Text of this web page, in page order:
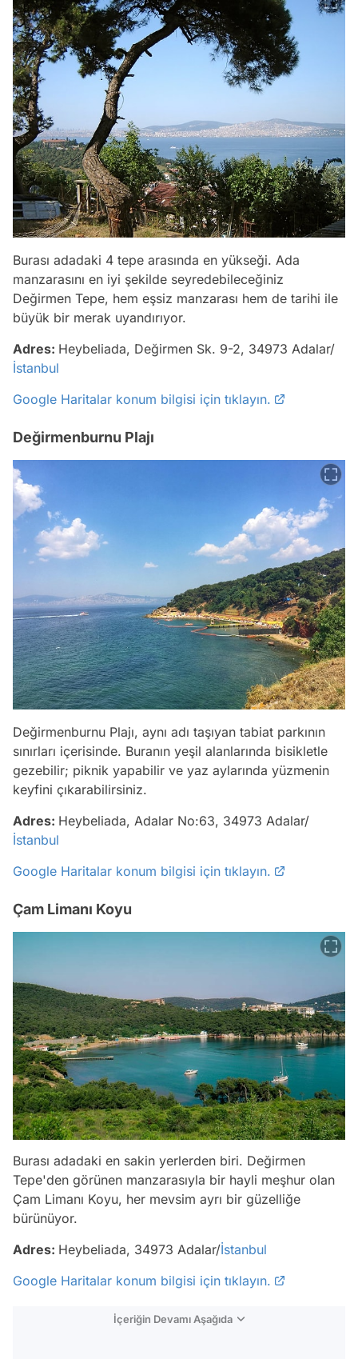
Burası adadaki 4 tepe arasında en yükseği. Ada
manzarasını en iyi şekilde seyredebileceğiniz
Değirmen Tepe, hem eşsiz manzarası hem de tarihi ile
büyük bir merak uyandırıyor.
Adres: Heybeliada, Değirmen Sk. 9-2, 34973 Adalar/
İstanbul
Google Haritalar konum bilgisi için tıklayın.
Değirmenburnu Plajı
Değirmenburnu Plajı, aynı adı taşıyan tabiat parkının
sınırları içerisinde. Buranın yeşil alanlarında bisikletle
gezebilir; piknik yapabilir ve yaz aylarında yüzmenin
keyfini çıkarabilirsiniz.
Adres: Heybeliada, Adalar No:63, 34973 Adalar/
İstanbul
Google Haritalar konum bilgisi için tıklayın.
Çam Limanı Koyu
Burası adadaki en sakin yerlerden biri. Değirmen
Tepe'den görünen manzarasıyla bir hayli meşhur olan
Çam Limanı Koyu, her mevsim ayrı bir güzelliğe
bürünüyor.
Adres: Heybeliada, 34973 Adalar/İstanbul
Google Haritalar konum bilgisi için tıklayın.
İçeriğin Devamı Aşağıda